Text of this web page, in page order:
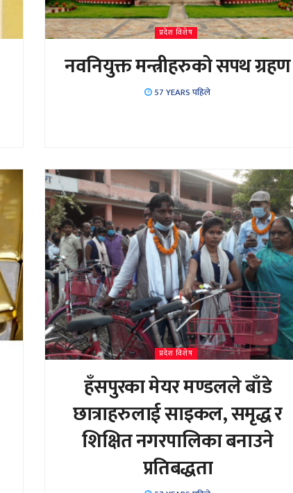
प्रदेश विशेष
नवनियुक्त मन्त्रीहरुकाे सपथ ग्रहण
57 YEARS पहिले
प्रदेश विशेष
हँसपुरका मेयर मण्डलले बाँडे
छात्राहरुलाई साइकल, समृद्ध र
शिक्षित नगरपालिका बनाउने
प्रतिबद्धता